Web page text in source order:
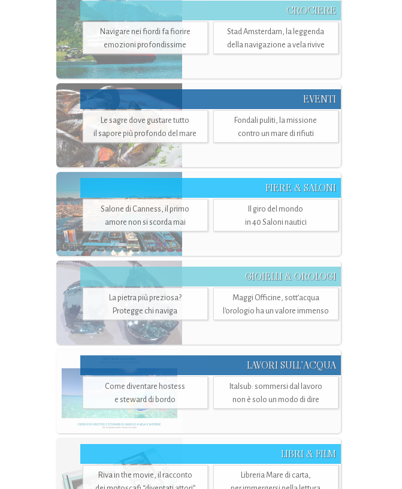
CROCIERE
Navigare nei fiordi fa fiorire
emozioni profondissime
Stad Amsterdam, la leggenda
della navigazione a vela rivive
EVENTI
Le sagre dove gustare tutto
il sapore più profondo del mare
Fondali puliti, la missione
contro un mare di rifiuti
FIERE & SALONI
Salone di Canness, il primo
amore non si scorda mai
Il giro del mondo
in 40 Saloni nautici
GIOIELLI & OROLOGI
La pietra più preziosa?
Protegge chi naviga
Maggi Officine, sott’acqua
l'orologio ha un valore immenso
LAVORI SULL’ACQUA
Come diventare hostess
e steward di bordo
Italsub: sommersi dal lavoro
non è solo un modo di dire
LIBRI & FILM
Riva in the movie, il racconto
Libreria Mare di carta,